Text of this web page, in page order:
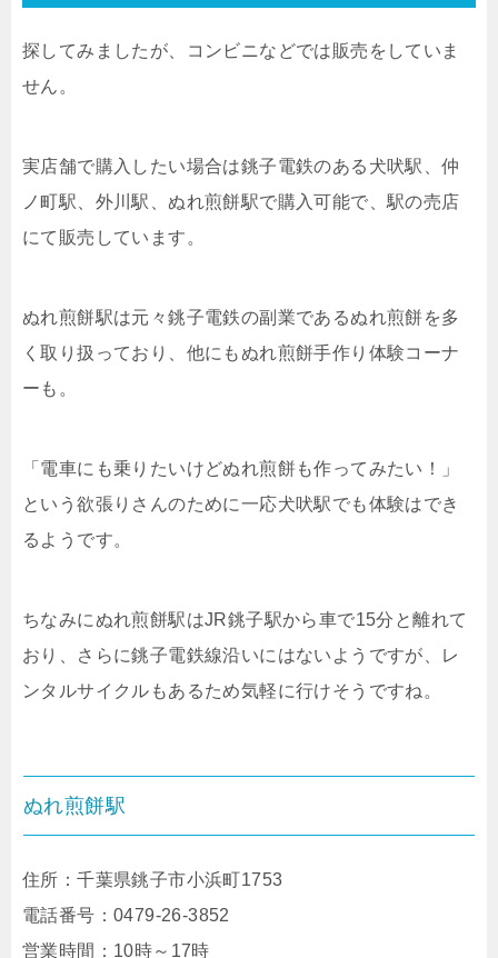
探してみましたが、コンビニなどでは販売をしていま
せん。
実店舗で購入したい場合は銚子電鉄のある犬吠駅、仲
ノ町駅、外川駅、ぬれ煎餅駅で購入可能で、 駅の売店
にて販売しています。
ぬれ煎餅駅は元々銚子電鉄の副業であるぬれ煎餅を多
く取り扱っており、他にもぬれ煎餅手作り体験コーナ
ーも。
「電車にも乗りたいけどぬれ煎餅も作ってみたい！」
という欲張りさんのために一応犬吠駅でも体験はでき
るようです。
ちなみにぬれ煎餅駅はJR銚子駅から車で15分と離れて
おり、さらに銚子電鉄線沿いにはないようですが、レ
ンタルサイクルもあるため気軽に行けそうですね。
ぬれ煎餅駅
住所：千葉県銚子市小浜町1753
電話番号： 0479-26-3852
営業時間：10時～17時